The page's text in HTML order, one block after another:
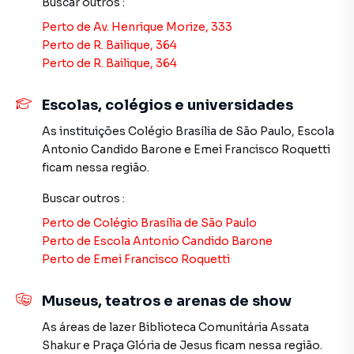
R$ 4.500.000,00 — Estuda permutas
Atualmente alugado por R$ 13.000,00/mês — excelente
oportunidade com renda imediata.
Agende já sua visita!
Galpão / Barracão para Venda em região valorizada do
bairro Vila Formosa, em São Paulo. Não encontrou o que
Barracão em São Paulo? Entre em contato com nossa
equipe pelo telefone (11) 2783-2000.
A Imobiliária Xavier e Brito tem mais opções de
terrenos, lojas e barracões para venda ou locação, além de
planta em Vila Formosa e em outras regiões de São Paulo.
Perto de Av. Henrique Morize, 333
Perto de R. Bailique, 364
Perto de R. Bailique, 364
Escolas, colégios e universidades
As instituições Colégio Brasília de São Paulo, Escola
Antonio Candido Barone e Emei Francisco Roquetti
ficam nessa região.
Buscar outros :
Perto de Colégio Brasília de São Paulo
Perto de Escola Antonio Candido Barone
Perto de Emei Francisco Roquetti
Museus, teatros e arenas de show
As áreas de lazer Biblioteca Comunitária Assata
Shakure Praça Glória de Jesus ficam nessa região.